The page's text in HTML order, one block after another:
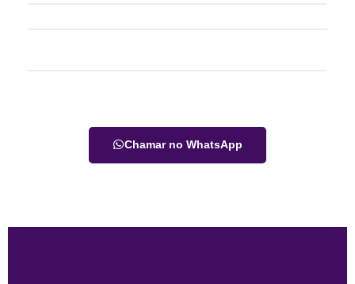
Chamar no WhatsApp